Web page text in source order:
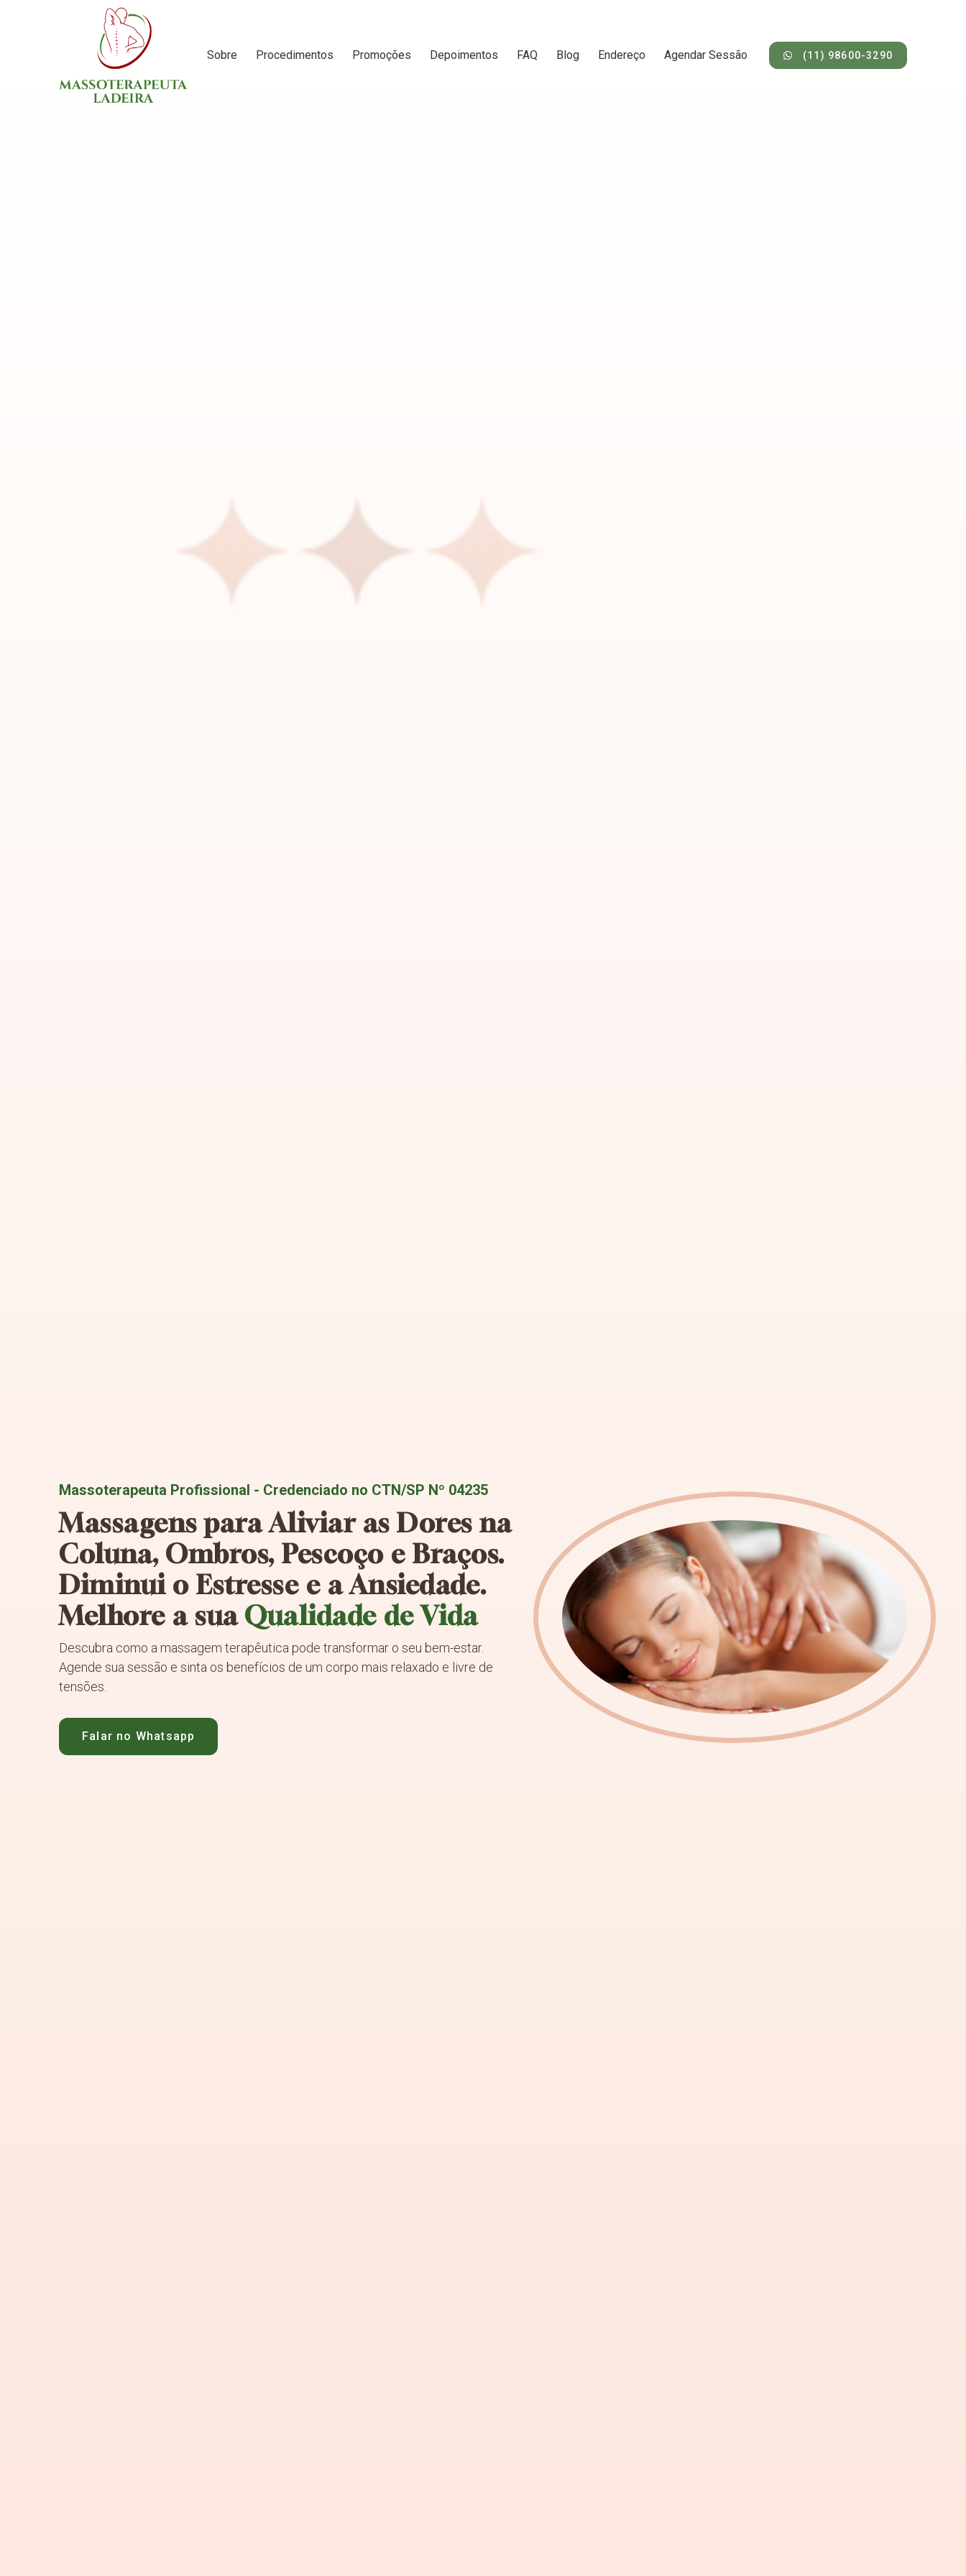
Sobre Procedimentos Promoções Depoimentos FAQ Blog Endereço Agendar Sessão (11) 98600-3290
Massoterapeuta Profissional - Credenciado no CTN/SP Nº 04235
Massagens para Aliviar as Dores na
Coluna, Ombros, Pescoço e Braços.
Diminui o Estresse e a Ansiedade.
Melhore a sua Qualidade de Vida
Descubra como a massagem terapêutica pode transformar o seu bem-estar.
Agende sua sessão e sinta os benefícios de um corpo mais relaxado e livre de
tensões.
Falar no Whatsapp